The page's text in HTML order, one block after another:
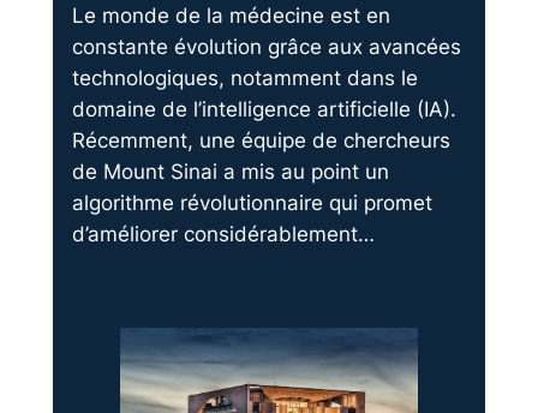
Le monde de la médecine est en
constante évolution grâce aux avancées
technologiques, notamment dans le
domaine de l’intelligence artificielle (IA).
Récemment, une équipe de chercheurs
de Mount Sinai a mis au point un
algorithme révolutionnaire qui promet
d’améliorer considérablement…